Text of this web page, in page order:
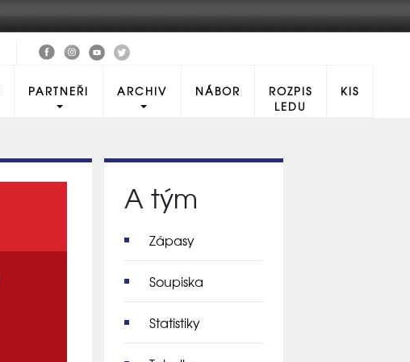
PARTNEŘI ARCHIV NÁBOR
ROZPIS
LEDU
KIS
A tým
Zápasy
Soupiska
Statistiky